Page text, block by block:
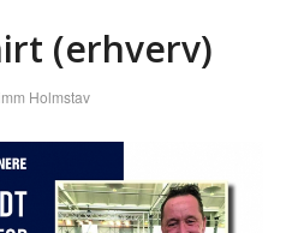
(erhverv)
Holmstav